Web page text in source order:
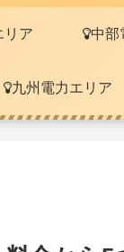
リア 中部
九州電力エリア